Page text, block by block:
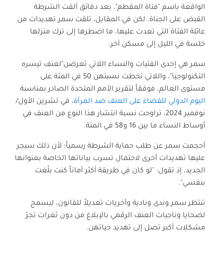
الواقعة باسم "فتاة المقطم". بعد دقائق ألقت الشرطة
القبض على الجناة. لكن في المقابل، تلقت سمر تهديدات من
عائلة الفتاة التي تعدت عليها، ما اضطرها إلى ترك منزلها
خلسة في الليل إلى مسكن آخر.
سمر هي إحدى الفتيات والنساء اللاتي تعرضن"لعنف تيسره
التكنولوجيا"، واللاتي تخطت نسبتهن 50 في المئة على
مستوى العالم، فوفقاً لتقرير الأمم المتحدة الصادر بمناسبة
اليوم الدولي للقضاء على العنف ضد المرأة، في تشرين الأول/
نوفمبر 2024، تراوحت نسبة انتشار هذا النوع من العنف في
أوساط النساء ما بين 16 و58 في المئة.
أحجمت سمر عن طلب حماية الشرطة رسمياً؛ لأن ذلك سيجر
عليها تهديدات أخرى لاحتمال تسرب بياناتها الخاصة بعنوانها
الجديد، إذ تقول: "لو كان في طريقة أكثر أماناً كنت بلّغت
بنفسي".
تنتظر سمر وندى ونادية وأخريات تعديلاً للقانون، ليسمح
لضحايا وناجيات العنف الرقمي بالإبلاغ من دون ثغرات تجرّ
مشكلات أكبر تصل إلى تهديد حياتهن.